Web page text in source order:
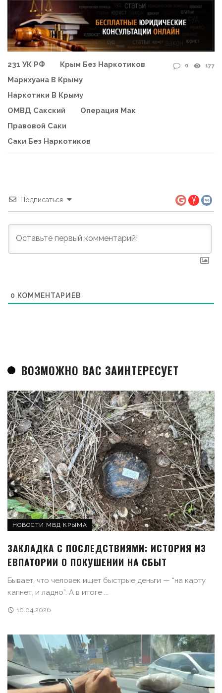
231 УК РФ
Крым Без Наркотиков
Марихуана В Крыму
Наркотики В Крыму
ОМВД Сакский
Операция Мак
Правовой Саки
Саки Без Наркотиков
0 177
Подписаться
0 КОММЕНТАРИЕВ
ВОЗМОЖНО ВАС ЗАИНТЕРЕСУЕТ
НОВОСТИ МВД КРЫМА
ЗАКЛАДКА С ПОСЛЕДСТВИЯМИ: ИСТОРИЯ ИЗ
ЕВПАТОРИИ О ПОКУШЕНИИ НА СБЫТ
Бывает, что человек ищет быстрые деньги — “на карту
капнет, и ладно”. А в итоге ...
10.04.2026